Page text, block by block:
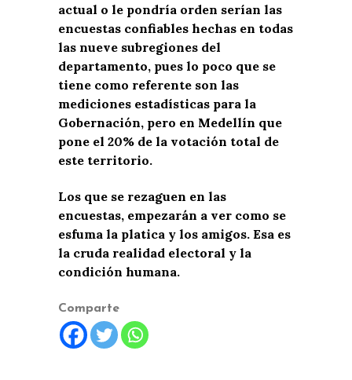
actual o le pondría orden serían las
encuestas confiables hechas en todas
las nueve subregiones del
departamento, pues lo poco que se
tiene como referente son las
mediciones estadísticas para la
Gobernación, pero en Medellín que
pone el 20% de la votación total de
este territorio.
Los que se rezaguen en las
encuestas, empezarán a ver como se
esfuma la platica y los amigos. Esa es
la cruda realidad electoral y la
condición humana.
Comparte